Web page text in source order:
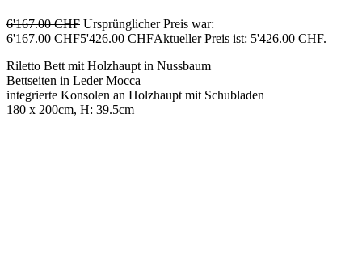
6'167.00CHF Ursprünglicher Preis war:
6'167.00 CHF5'426.00 CHFAktueller Preis ist: 5'426.00 CHF.
Riletto Bett mit Holzhaupt in Nussbaum
Bettseiten in Leder Mocca
integrierte Konsolen an Holzhaupt mit Schubladen
180 x 200cm, H: 39.5cm